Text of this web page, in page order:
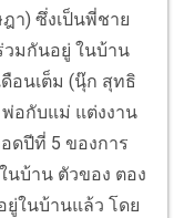
า) ซึ่งเป็นพี่ชาย
วมกันอยู่ ในบ้าน
อนเต็ม (นุ๊ก สุทธิ
พ่อกับแม่ แต่งงาน
ดปีที่ 5 ของการ
บ้าน ตัวของ ตอง
ยู่ในบ้านแล้ว โดย